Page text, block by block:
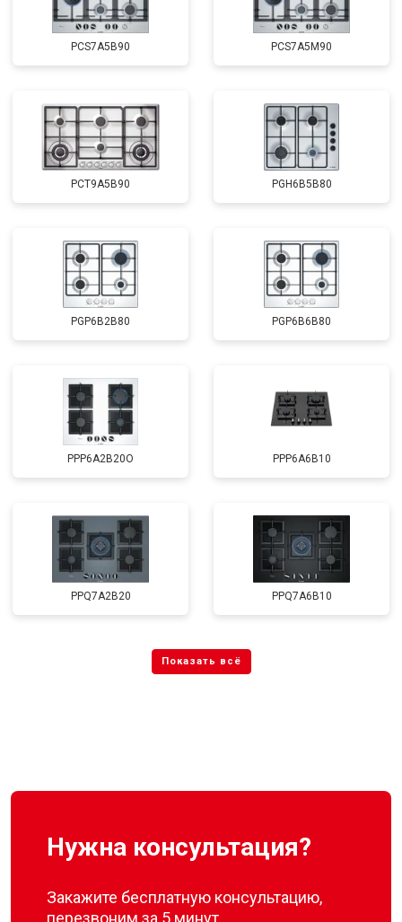
PCS7A5B90 PCS7A5M90
PCT9A5B90 PGH6B5B80
PGP6B2B80 PGP6B6B80
PPP6A2B20O PPP6A6B10
PPQ7A2B20 PPQ7A6B10
Нужна консультация?
Закажите бесплатную консультацию,
перезвоним за 5 минут